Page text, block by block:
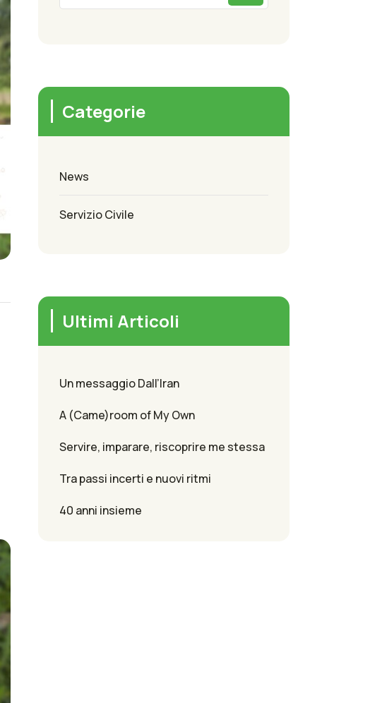
Categorie
News
Servizio Civile
Ultimi Articoli
Un messaggio Dall’Iran
A (Came)room of My Own
Servire, imparare, riscoprire me stessa
Tra passi incerti e nuovi ritmi
40 anni insieme